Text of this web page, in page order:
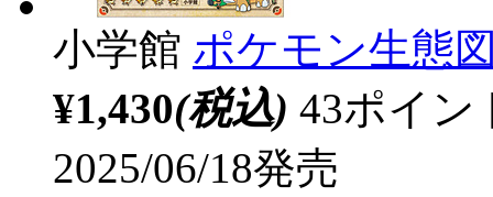
小学館 ポケモン生態
¥1,430(税込) 43ポイ
2025/06/18発売